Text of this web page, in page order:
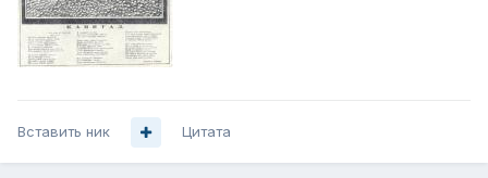
Вставить ник Цитата